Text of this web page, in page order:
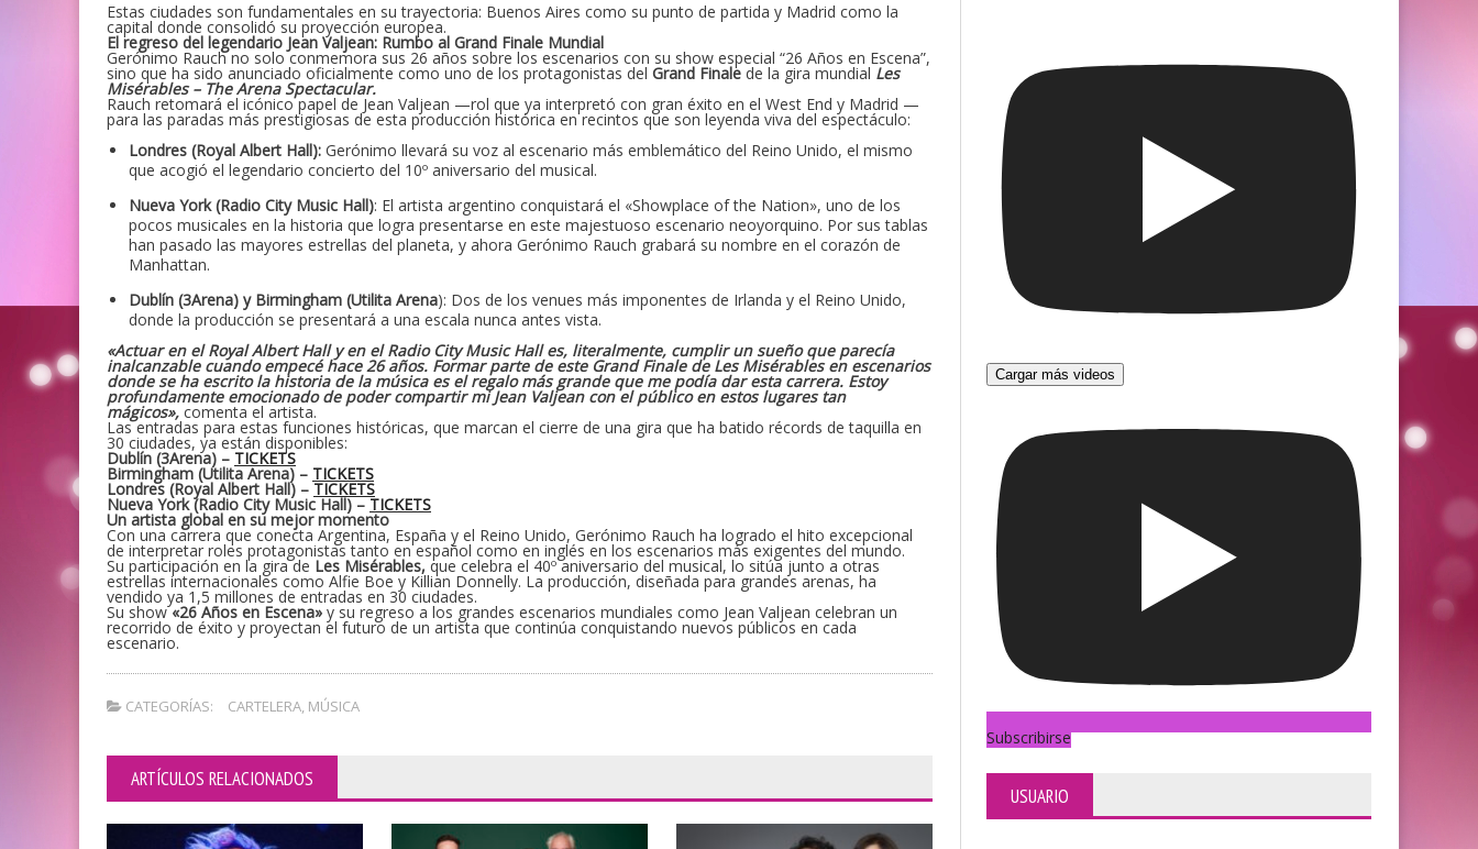
Estas ciudades son fundamentales en su trayectoria: Buenos Aires como su punto de partida y Madrid como la
capital donde consolidó su proyección europea.
El regreso del legendario Jean Valjean: Rumbo al Grand Finale Mundial
Gerónimo Rauch no solo conmemora sus 26 años sobre los escenarios con su show especial “26 Años en Escena”,
sino que ha sido anunciado oficialmente como uno de los protagonistas del Grand Finale de la gira mundial Les
Misérables – The Arena Spectacular.
Rauch retomará el icónico papel de Jean Valjean —rol que ya interpretó con gran éxito en el West End y Madrid —
para las paradas más prestigiosas de esta producción histórica en recintos que son leyenda viva del espectáculo:
Londres (Royal Albert Hall): Gerónimo llevará su voz al escenario más emblemático del Reino Unido, el mismo
que acogió el legendario concierto del 10º aniversario del musical.
Nueva York (Radio City Music Hall): El artista argentino conquistará el «Showplace of the Nation», uno de los
pocos musicales en la historia que logra presentarse en este majestuoso escenario neoyorquino. Por sus tablas
han pasado las mayores estrellas del planeta, y ahora Gerónimo Rauch grabará su nombre en el corazón de
Manhattan.
Dublín (3Arena) y Birmingham (Utilita Arena): Dos de los venues más imponentes de Irlanda y el Reino Unido,
donde la producción se presentará a una escala nunca antes vista.
«Actuar en el Royal Albert Hall y en el Radio City Music Hall es, literalmente, cumplir un sueño que parecía
inalcanzable cuando empecé hace 26 años. Formar parte de este Grand Finale de Les Misérables en escenarios
donde se ha escrito la historia de la música es el regalo más grande que me podía dar esta carrera. Estoy
profundamente emocionado de poder compartir mi Jean Valjean con el público en estos lugares tan
mágicos», comenta el artista.
Las entradas para estas funciones históricas, que marcan el cierre de una gira que ha batido récords de taquilla en
30 ciudades, ya están disponibles:
Dublín (3Arena) – TICKETS
Birmingham (Utilita Arena) – TICKETS
Londres (Royal Albert Hall) – TICKETS
Nueva York (Radio City Music Hall) – TICKETS
Un artista global en su mejor momento
Con una carrera que conecta Argentina, España y el Reino Unido, Gerónimo Rauch ha logrado el hito excepcional
de interpretar roles protagonistas tanto en español como en inglés en los escenarios más exigentes del mundo.
Su participación en la gira de Les Misérables, que celebra el 40º aniversario del musical, lo sitúa junto a otras
estrellas internacionales como Alfie Boe y Killian Donnelly. La producción, diseñada para grandes arenas, ha
vendido ya 1,5 millones de entradas en 30 ciudades.
Su show«26 Años en Escena» y su regreso a los grandes escenarios mundiales como Jean Valjean celebran un
recorrido de éxito y proyectan el futuro de un artista que continúa conquistando nuevos públicos en cada
escenario.
CATEGORÍAS: CARTELERA, MÚSICA
ARTÍCULOS RELACIONADOS
Cargar más videos
Subscribirse
USUARIO